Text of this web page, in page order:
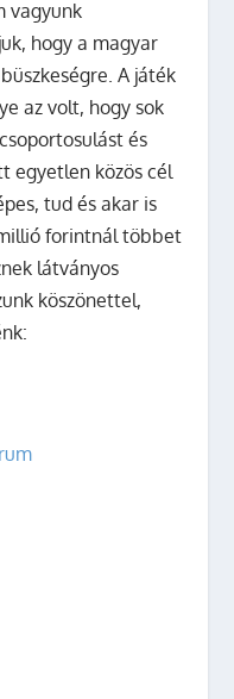
vagyunk
hogy a magyar
A játék
az volt, hogy sok
és
egyetlen közös cél
tud és akar is
forintnál többet
látványos
köszönettel,